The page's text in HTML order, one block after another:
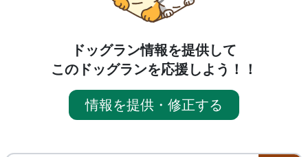
ドッグラン情報を提供して
このドッグランを応援しよう！！
情報を提供・修正する